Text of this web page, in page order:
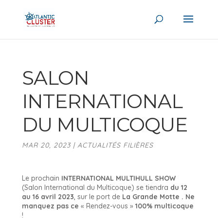
SALON
INTERNATIONAL
DU MULTICOQUE
MAR 20, 2023| ACTUALITÉS FILIÈRES
Le prochain INTERNATIONAL MULTIHULL SHOW
(Salon International du Multicoque) se tiendra du 12
au 16 avril 2023, sur le port de La Grande Motte . Ne
manquez pas ce « Rendez-vous » 100% multicoque
!